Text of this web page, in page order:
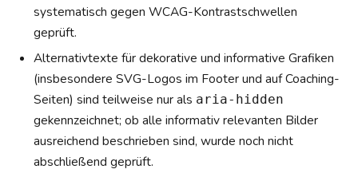
systematisch gegen WCAG-Kontrastschwellen
geprüft.
Alternativtexte für dekorative und informative Grafiken
(insbesondere SVG-Logos im Footer und auf Coaching-
Seiten) sind teilweise nur als aria-hidden
gekennzeichnet; ob alle informativ relevanten Bilder
ausreichend beschrieben sind, wurde noch nicht
abschließend geprüft.